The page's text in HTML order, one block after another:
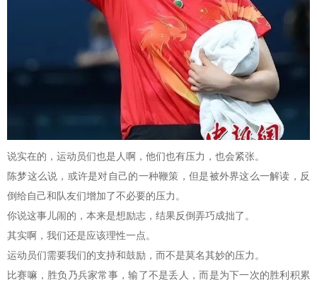
说实在的，运动员们也是人啊，他们也有压力，也会紧张。
陈梦这么说，或许是对自己的一种鞭策，但是被外界这么一解读，反
倒给自己和队友们增加了不必要的压力。
你说这事儿闹的，本来是想励志，结果反倒弄巧成拙了。
其实啊，我们还是应该理性一点。
运动员们需要我们的支持和鼓励，而不是莫名其妙的压力。
比赛嘛，胜负乃兵家常事，输了不是丢人，而是为下一次的胜利积累